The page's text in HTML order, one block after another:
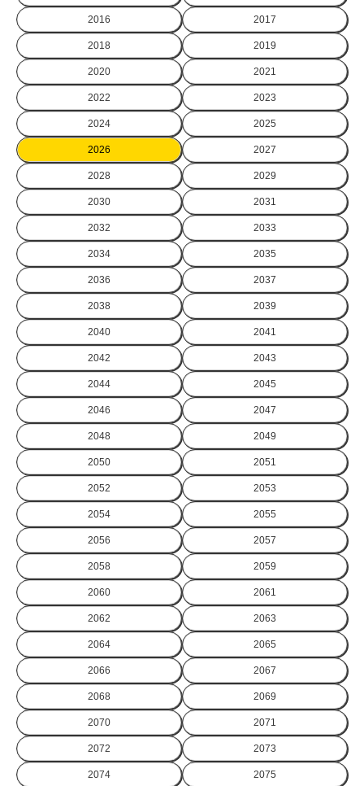
2016 2017
2018 2019
2020 2021
2022 2023
2024 2025
2026 2027
2028 2029
2030 2031
2032 2033
2034 2035
2036 2037
2038 2039
2040 2041
2042 2043
2044 2045
2046 2047
2048 2049
2050 2051
2052 2053
2054 2055
2056 2057
2058 2059
2060 2061
2062 2063
2064 2065
2066 2067
2068 2069
2070 2071
2072 2073
2074 2075